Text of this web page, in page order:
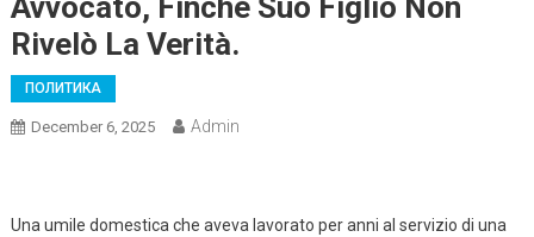
Avvocato, Finché Suo Figlio Non
Rivelò La Verità.
ПОЛИТИКА
December 6, 2025 Admin
Una umile domestica che aveva lavorato per anni al servizio di una